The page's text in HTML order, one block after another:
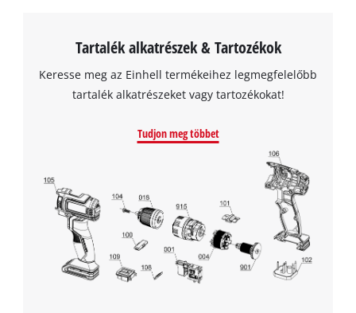
Tartalék alkatrészek & Tartozékok
Keresse meg az Einhell termékeihez legmegfelelőbb
tartalék alkatrészeket vagy tartozékokat!
Tudjon meg többet